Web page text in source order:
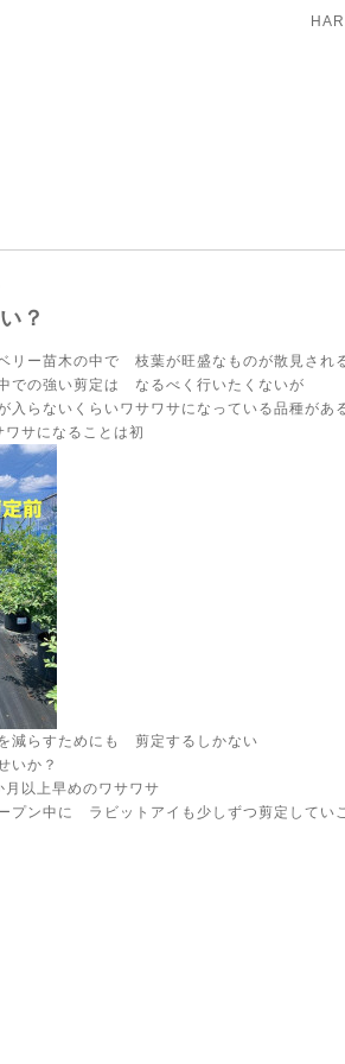
？
リー苗木の中で 枝葉が旺盛なものが散見され
での強い剪定は なるべく行いたくないが
入らないくらいワサワサになっている品種があ
サになることは初
らすためにも 剪定するしかない
いか？
以上早めのワサワサ
プン中に ラビットアイも少しずつ剪定してい